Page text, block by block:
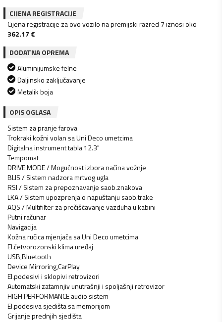
CIJENA REGISTRACIJE
Cijena registracije za ovo vozilo na premijski razred 7 iznosi oko
362.17 €
DODATNA OPREMA
Aluminijumske felne
Daljinsko zaključavanje
Metalik boja
OPIS OGLASA
Sistem za pranje farova
Trokraki kožni volan sa Uni Deco umetcima
Digitalna instrument tabla 12.3"
Tempomat
DRIVE MODE / Mogućnost izbora načina vožnje
BLIS / Sistem nadzora mrtvog ugla
RSI / Sistem za prepoznavanje saob.znakova
LKA / Sistem upozprenja o napuštanju saob.trake
AQS / Multifilter za prečišćavanje vazduha u kabini
Putni računar
Navigacija
Kožna ručica mjenjača sa Uni Deco umetcima
El.četvorozonski klima uređaj
USB,Bluetooth
Device Mirroring,CarPlay
El.podesivi i sklopivi retrovizori
Automatski zatamnjiv unutrašnji i spoljašnji retrovizor
HIGH PERFORMANCE audio sistem
El.podesiva sjedišta sa memorijom
Grijanje prednjih sjedišta